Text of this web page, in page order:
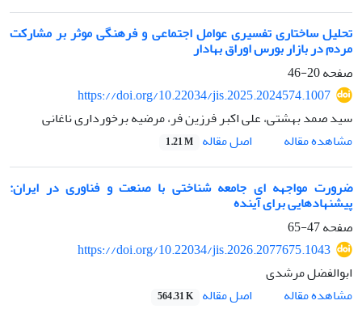
تحلیل ساختاری تفسیری عوامل اجتماعی و فرهنگی موثر بر مشارکت
مردم در بازار بورس اوراق بهادار
صفحه20-46
https://doi.org/10.22034/jis.2025.2024574.1007
سید صمد بهشتی، علی اکبر فرزین فر، مرضیه برخورداری ناغانی
مشاهده مقاله
اصل مقاله 1.21 M
ضرورت مواجهه ­ای جامعه ­شناختی با صنعت و فناوری در ایران:
پیشنهادهایی برای آینده
صفحه47-65
https://doi.org/10.22034/jis.2026.2077675.1043
ابوالفضل مرشدی
مشاهده مقاله
اصل مقاله 564.31 K